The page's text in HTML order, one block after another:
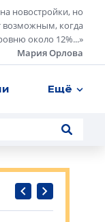
новостройки, но
возможным, когда
около 12%...»
Мария Орлова
Ещё